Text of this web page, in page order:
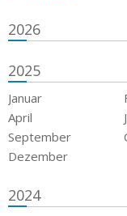
2026
2025
Januar
April
September
Dezember
2024